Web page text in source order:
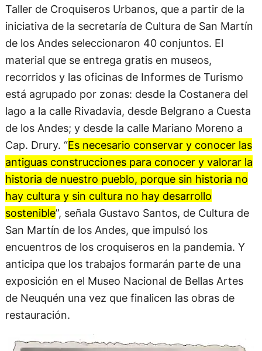
Taller de Croquiseros Urbanos, que a partir de la
iniciativa de la secretaría de Cultura de San Martín
de los Andes seleccionaron 40 conjuntos. El
material que se entrega gratis en museos,
recorridos y las oficinas de Informes de Turismo
está agrupado por zonas: desde la Costanera del
lago a la calle Rivadavia, desde Belgrano a Cuesta
de los Andes; y desde la calle Mariano Moreno a
Cap. Drury. “Es necesario conservar y conocer las
antiguas construcciones para conocer y valorar la
historia de nuestro pueblo, porque sin historia no
hay cultura y sin cultura no hay desarrollo
sostenible”, señala Gustavo Santos, de Cultura de
San Martín de los Andes, que impulsó los
encuentros de los croquiseros en la pandemia. Y
anticipa que los trabajos formarán parte de una
exposición en el Museo Nacional de Bellas Artes
de Neuquén una vez que finalicen las obras de
restauración.